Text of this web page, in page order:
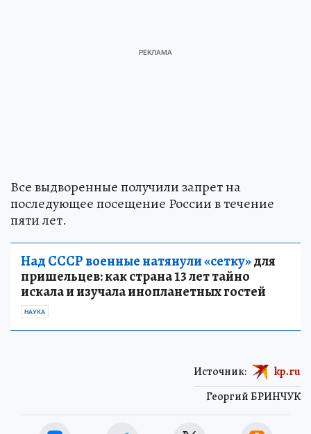
Все выдворенные получили запрет на
последующее посещение России в течение
пяти лет.
Над СССР военные натянули «сетку»для
пришельцев: как страна 13 лет тайно
искала и изучала инопланетных гостей
НАУКА
Георгий БРИНЧУК
Источник: kp.ru